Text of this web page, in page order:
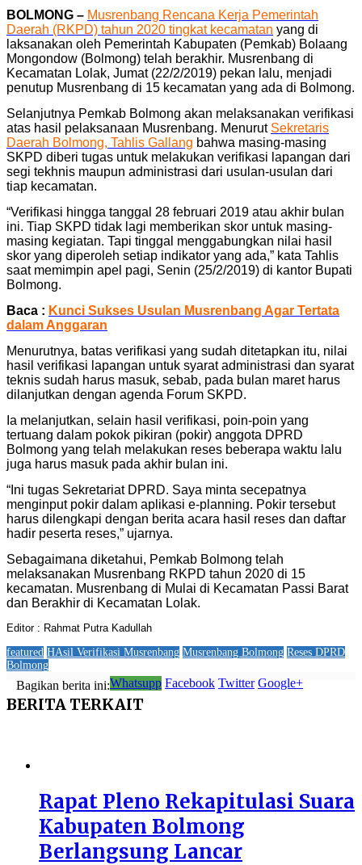
BOLMONG – Musrenbang Rencana Kerja Pemerintah
Daerah (RKPD) tahun 2020 tingkat kecamatan yang di
laksanakan oleh Pemerintah Kabupaten (Pemkab) Bolaang
Mongondow (Bolmong) telah berakhir. Musrenbang di
Kecamatan Lolak, Jumat (22/2/2019) pekan lalu, menjadi
penutup Musrenbang di 15 kecamatan yang ada di Bolmong.
Selanjutnya Pemkab Bolmong akan melaksanakan verifikasi
atas hasil pelaksanaan Musrenbang. Menurut Sekretaris
Daerah Bolmong, Tahlis Gallang bahwa masing-masing
SKPD diberi tugas untuk melakukan verifikasi lapangan dari
segi tekhnis maupun administrasi dari usulan-usulan dari
tiap kecamatan.
“Verifikasi hingga tanggal 28 februari 2019 atau akhir bulan
ini. Tiap SKPD tidak lagi memberikan skor untuk masing-
masing kegiatan. Tapi tinggal menggabungkan nilai hasil
skor yang diperoleh setiap indikator yang ada,” kata Tahlis
saat memimpin apel pagi, Senin (25/2/2019) di kantor Bupati
Bolmong.
Baca : Kunci Sukses Usulan Musrenbang Agar Tertata
dalam Anggaran
Menurutnya, batas verifikasi yang sudah ditetapkan itu, nilai
hasil verifikasi lapangan untuk syarat administrasi dan syarat
teknis sudah harus masuk, sebab, pada bulan maret harus
dilanjutkan dengan agenda Forum SKPD.
Ia melanjutkan, selain hasil verifikasi, poin-poin yang
tertuang dalam pokok pikiran (pokir) anggota DPRD
Bolmong yang telah melakukan reses beberapa waktu lalu
juga harus masuk pada akhir bulan ini.
“Ini tugas Sekretariat DPRD. Saya minta secepatnya
menginput pokir dalam aplikasi e-planning. Pokir tersebut
harus dilengkapi dengan berita acara hasil reses dan daftar
hadir peserta reses,” ujarnya.
Sebagaimana diketahui, Pemkab Bolmong telah
melaksanakan Musrenbang RKPD tahun 2020 di 15
kecamatan. Musrenbang di Mulai di Kecamatan Passi Barat
dan Berakhir di Kecamatan Lolak.
Editor : Rahmat Putra Kadullah
featured HAsil Verifikasi Musrenbang Musrenbang Bolmong Reses DPRD
Bolmong
Bagikan berita ini:Whatsupp Facebook Twitter Google+
BERITA TERKAIT
Rapat Pleno Rekapitulasi Suara
Kabupaten Bolmong
Berlangsung Lancar